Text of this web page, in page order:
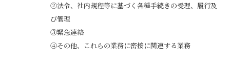
②法令、社内規程等に基づく各種手続きの受理、履行及
び管理
③緊急連絡
④その他、これらの業務に密接に関連する業務